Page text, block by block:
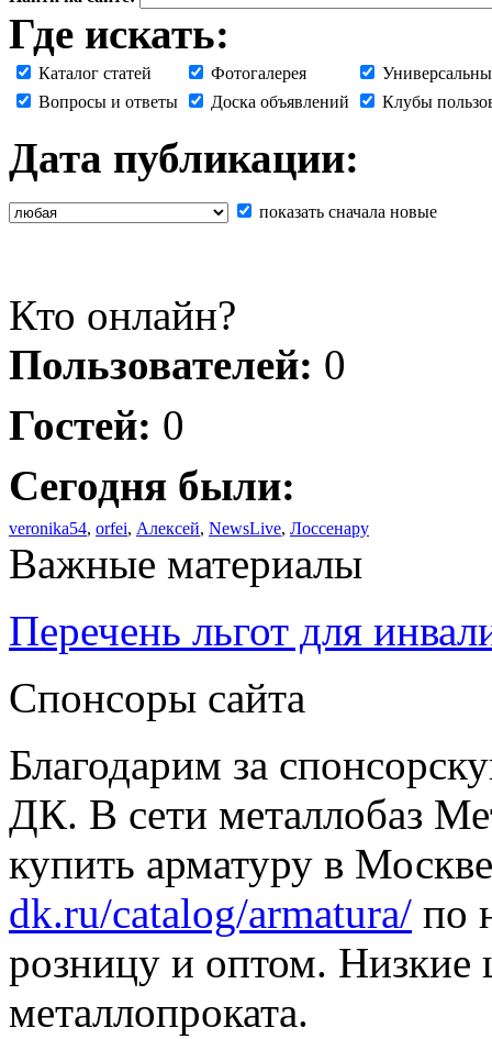
Где искать:
Каталог статей Фотогалерея
Вопросы и ответы
Доска объявлений Клубы
Дата публикации:
показать сначала новые
Кто онлайн?
Пользователей: 0
Гостей: 0
Сегодня были:
veronika54, orfei, Алексей, NewsLive, Лоссенару
Важные материалы
Перечень льгот для
Спонсоры сайта
Благодарим за
ДК. В сети металлобаз
купить арматуру в
dk.ru/catalog/armatura/ по
розницу и оптом. Низкие
металлопроката.